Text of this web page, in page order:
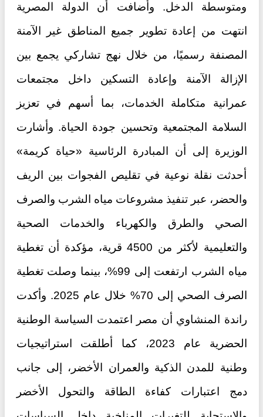
ومتوسطة الدخل. وأضافت أن الدولة المصرية
انتهت من إعادة تطوير جميع المناطق غير الآمنة
المصنفة رسميًا، من خلال نهج تشاركي يجمع بين
الإزالة الآمنة وإعادة التسكين داخل مجتمعات
عمرانية متكاملة الخدمات، بما أسهم في تعزيز
السلامة المجتمعية وتحسين جودة الحياة. وأشارت
الوزيرة إلى أن المبادرة الرئاسية «حياة كريمة»
أحدثت نقلة نوعية في تقليص الفجوات بين الريف
والحضر، عبر تنفيذ مشروعات مياه الشرب والصرف
الصحي والطرق والكهرباء والخدمات الصحية
والتعليمية لأكثر من 4500 قرية، مؤكدة أن تغطية
مياه الشرب ارتفعت إلى 99%، بينما وصلت تغطية
الصرف الصحي إلى 70% خلال عام 2025. وأكدت
راندة المنشاوي أن مصر اعتمدت السياسة الوطنية
الحضرية عام 2023، كما أطلقت استراتيجيات
وطنية للمدن الذكية والعمران الأخضر، إلى جانب
دمج اعتبارات كفاءة الطاقة والتحول الأخضر